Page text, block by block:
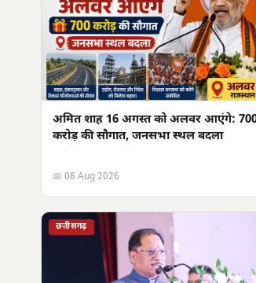
अमित शाह 16 अगस्त को अलवर आएंगे:
करोड़ की सौगात, जनसभा स्थल बदला
📅 08 Aug 2026
छत्तीसगढ़